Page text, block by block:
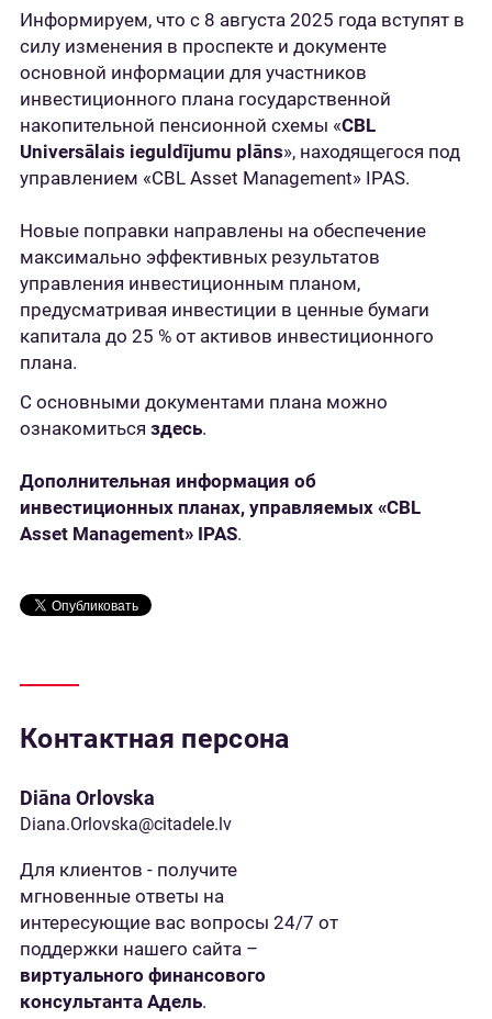
Информируем, что с 8 августа 2025 года вступят в
силу изменения в проспекте и документе
основной информации для участников
инвестиционного плана государственной
накопительной пенсионной схемы «CBL
Universālais ieguldījumu plāns», находящегося под
управлением «CBL Asset Management» IPAS.
Новые поправки направлены на обеспечение
максимально эффективных результатов
управления инвестиционным планом,
предусматривая инвестиции в ценные бумаги
капитала до 25 % от активов инвестиционного
плана.
С основными документами плана можно
ознакомиться здесь.
Дополнительная информация об
инвестиционных планах, управляемых «CBL
Asset Management» IPAS.
Контактная персона
Diāna Orlovska
Diana.Orlovska@citadele.lv
Для клиентов - получите
мгновенные ответы на
интересующие вас вопросы 24/7 от
поддержки нашего сайта –
виртуального финансового
консультанта Адель.